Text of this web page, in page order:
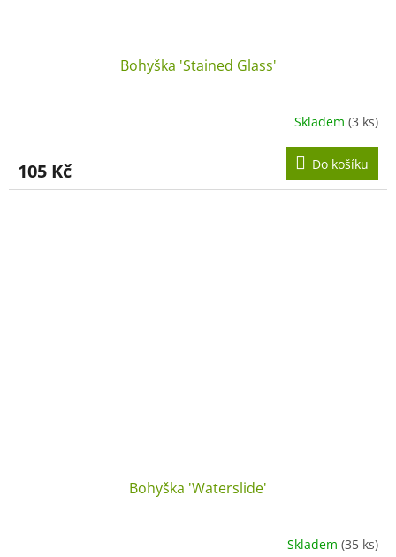
Bohyška 'Stained Glass'
Skladem (3 ks)
105 Kč Do košíku
Bohyška 'Waterslide'
Skladem (35 ks)